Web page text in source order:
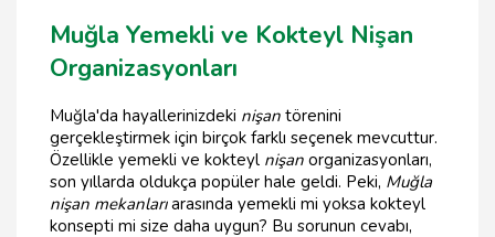
Muğla Yemekli ve Kokteyl Nişan
Organizasyonları
Muğla'da hayallerinizdeki nişan törenini
gerçekleştirmek için birçok farklı seçenek mevcuttur.
Özellikle yemekli ve kokteyl nişan organizasyonları,
son yıllarda oldukça popüler hale geldi. Peki, Muğla
nişan mekanlarıarasında yemekli mi yoksa kokteyl
konsepti mi size daha uygun? Bu sorunun cevabı,